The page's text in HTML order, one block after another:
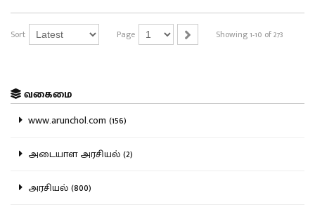
Sort Page Showing 1-10 of 273
வகைமை
www.arunchol.com (156)
அடையாள அரசியல் (2)
அரசியல் (800)